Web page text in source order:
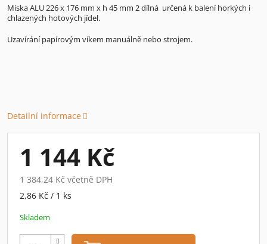
Miska ALU 226 x 176 mm x h 45 mm 2 dílná určená k balení horkých i
chlazených hotových jídel.
Uzavírání papírovým víkem manuálně nebo strojem.
Detailní informace
1 144 Kč
1 384,24 Kč včetně DPH
Měrná
2,86 Kč / 1 ks
Skladem